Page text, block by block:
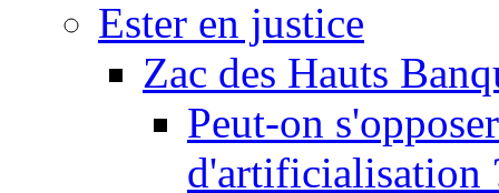
Ester en justice
Zac des Hauts
Peut-on
d'artificialisation